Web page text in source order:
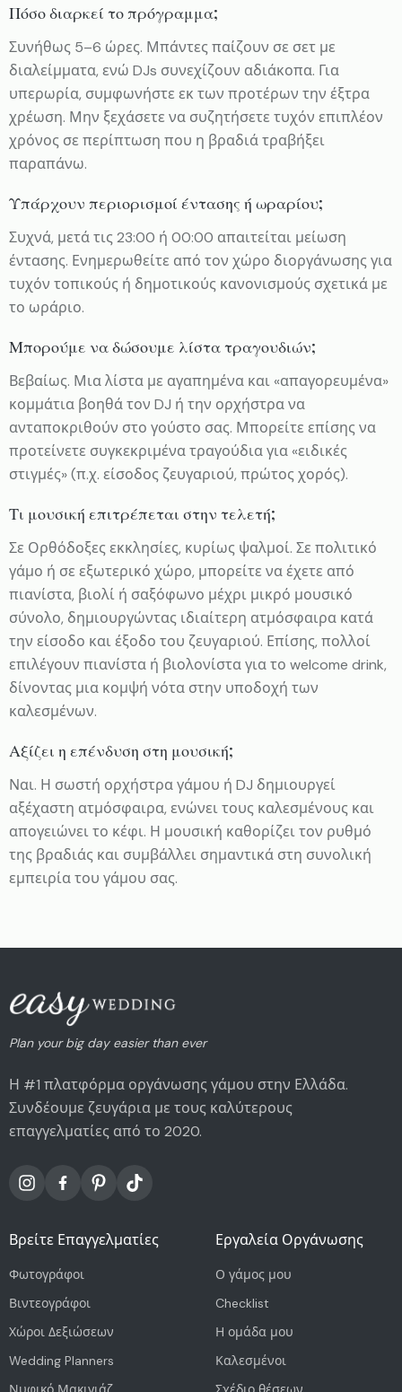
Πόσο διαρκεί το πρόγραμμα;
Συνήθως 5–6 ώρες. Μπάντες παίζουν σε σετ με
διαλείμματα, ενώ DJs συνεχίζουν αδιάκοπα. Για
υπερωρία, συμφωνήστε εκ των προτέρων την έξτρα
χρέωση. Μην ξεχάσετε να συζητήσετε τυχόν επιπλέον
χρόνος σε περίπτωση που η βραδιά τραβήξει
παραπάνω.
Υπάρχουν περιορισμοί έντασης ή ωραρίου;
Συχνά, μετά τις 23:00 ή 00:00 απαιτείται μείωση
έντασης. Ενημερωθείτε από τον χώρο διοργάνωσης για
τυχόν τοπικούς ή δημοτικούς κανονισμούς σχετικά με
το ωράριο.
Μπορούμε να δώσουμε λίστα τραγουδιών;
Βεβαίως. Μια λίστα με αγαπημένα και «απαγορευμένα»
κομμάτια βοηθά τον DJ ή την ορχήστρα να
ανταποκριθούν στο γούστο σας. Μπορείτε επίσης να
προτείνετε συγκεκριμένα τραγούδια για «ειδικές
στιγμές» (π.χ. είσοδος ζευγαριού, πρώτος χορός).
Τι μουσική επιτρέπεται στην τελετή;
Σε Ορθόδοξες εκκλησίες, κυρίως ψαλμοί. Σε πολιτικό
γάμο ή σε εξωτερικό χώρο, μπορείτε να έχετε από
πιανίστα, βιολί ή σαξόφωνο μέχρι μικρό μουσικό
σύνολο, δημιουργώντας ιδιαίτερη ατμόσφαιρα κατά
την είσοδο και έξοδο του ζευγαριού. Επίσης, πολλοί
επιλέγουν πιανίστα ή βιολονίστα για το welcome drink,
δίνοντας μια κομψή νότα στην υποδοχή των
καλεσμένων.
Αξίζει η επένδυση στη μουσική;
Ναι. Η σωστή ορχήστρα γάμου ή DJ δημιουργεί
αξέχαστη ατμόσφαιρα, ενώνει τους καλεσμένους και
απογειώνει το κέφι. Η μουσική καθορίζει τον ρυθμό
της βραδιάς και συμβάλλει σημαντικά στη συνολική
εμπειρία του γάμου σας.
Plan your big day easier than ever
Η #1 πλατφόρμα οργάνωσης γάμου στην Ελλάδα.
Συνδέουμε ζευγάρια με τους καλύτερους
επαγγελματίες από το 2020.
Βρείτε Επαγγελματίες
Φωτογράφοι
Βιντεογράφοι
Χώροι Δεξιώσεων
Wedding Planners
Εργαλεία Οργάνωσης
Ο γάμος μου
Checklist
Η ομάδα μου
Καλεσμένοι